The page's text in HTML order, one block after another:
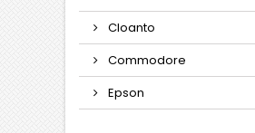
Cloanto
Commodore
Epson